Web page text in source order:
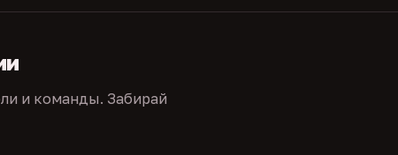
и команды. Забирай